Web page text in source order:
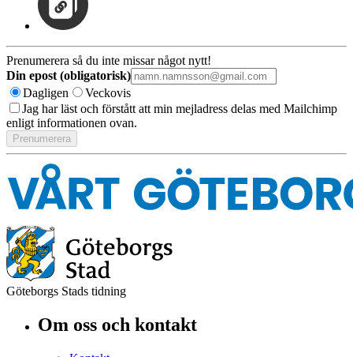
Prenumerera så du inte missar något nytt!
Din epost (obligatorisk)
Dagligen
Veckovis
Jag har läst och förstått att min mejladress delas med Mailchimp
enligt informationen ovan.
Göteborgs Stads tidning
Om oss och kontakt